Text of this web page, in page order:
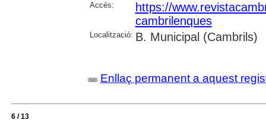
Accés:
https://
cambrilenques
Localització: B. Municipal (Cambrils)
Enllaç permanent a aquest
6 / 13